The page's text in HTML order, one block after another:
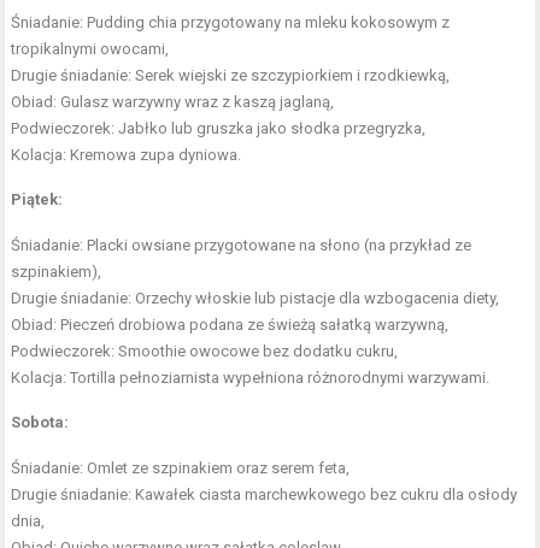
Śniadanie: Pudding chia przygotowany na mleku kokosowym z
tropikalnymi owocami,
Drugie śniadanie: Serek wiejski ze szczypiorkiem i rzodkiewką,
Obiad: Gulasz warzywny wraz z kaszą jaglaną,
Podwieczorek: Jabłko lub gruszka jako słodka przegryzka,
Kolacja: Kremowa zupa dyniowa.
Piątek:
Śniadanie: Placki owsiane przygotowane na słono (na przykład ze
szpinakiem),
Drugie śniadanie: Orzechy włoskie lub pistacje dla wzbogacenia diety,
Obiad: Pieczeń drobiowa podana ze świeżą sałatką warzywną,
Podwieczorek: Smoothie owocowe bez dodatku cukru,
Kolacja: Tortilla pełnoziarnista wypełniona różnorodnymi warzywami.
Sobota:
Śniadanie: Omlet ze szpinakiem oraz serem feta,
Drugie śniadanie: Kawałek ciasta marchewkowego bez cukru dla osłody
dnia,